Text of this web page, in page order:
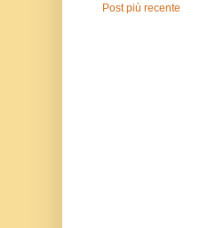
Post più recente